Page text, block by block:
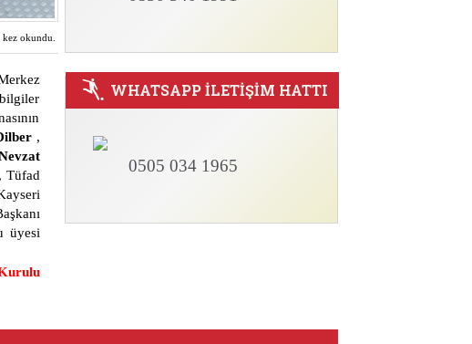
kez okundu.
,
Tüfad
üyesi
WHATSAPP İLETİŞİM HATTI
0505 034 1965